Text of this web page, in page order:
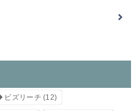
ビズリーチ (12)